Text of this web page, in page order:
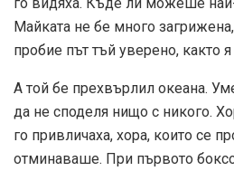
Майката не бе много
пробие път тъй уверено, както
А той бе прехвърлил океана.
да не споделя нищо с никого.
го привличаха, хора, които се
отминаваше. При първото